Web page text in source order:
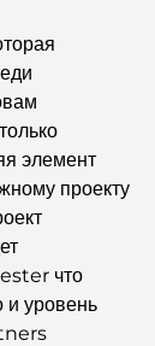
вкус Италии в
Hills:
кухни на
элемент
проекту
что
и уровень